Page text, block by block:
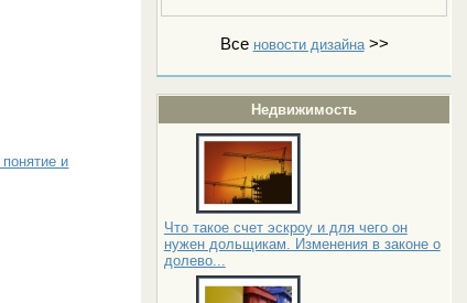
Все новости дизайна>>
Недвижимость
Что такое счет эскроу и для чего он
нужен дольщикам. Изменения в законе о
долево...
и